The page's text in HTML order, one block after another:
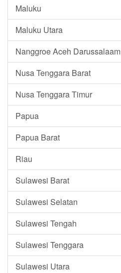
Maluku
Maluku Utara
Nanggroe Aceh Darussalaam
Nusa Tenggara Barat
Nusa Tenggara Timur
Papua
Papua Barat
Riau
Sulawesi Barat
Sulawesi Selatan
Sulawesi Tengah
Sulawesi Tenggara
Sulawesi Utara